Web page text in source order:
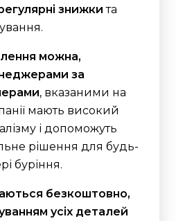
знижки та
можна,
за
, вказаними на
мають високий
і допоможуть
рішення для будь-
буріння.
безкоштовно,
усіх деталей